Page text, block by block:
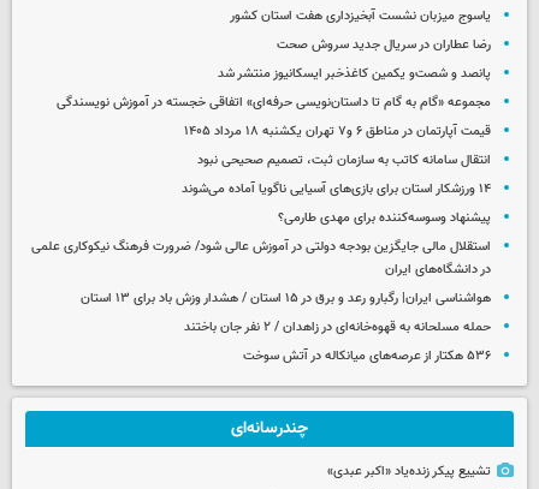
یاسوج میزبان نشست آبخیزداری هفت استان کشور
رضا عطاران در سریال جدید سروش صحت
پانصد و شصت‌و یکمین کاغذخبر ایسکانیوز منتشر شد
مجموعه «گام به گام تا داستان‌نویسی حرفه‌ای» اتفاقی خجسته در آموزش نویسندگی
قیمت آپارتمان در مناطق ۶ و۷ تهران یکشنبه ۱۸ مرداد ۱۴۰۵
انتقال سامانه کاتب به سازمان ثبت، تصمیم صحیحی نبود
۱۴ ورزشکار استان برای بازی‌های آسیایی ناگویا آماده می‌شوند
پیشنهاد وسوسه‌کننده برای مهدی طارمی؟
استقلال مالی جایگزین بودجه دولتی در آموزش عالی شود/ ضرورت فرهنگ نیکوکاری علمی
در دانشگاه‌های ایران
هواشناسی ایران| رگبارو رعد و برق در ۱۵ استان / هشدار وزش باد برای ۱۳ استان‌
حمله مسلحانه به قهوه‌خانه‌ای در زاهدان / ۲ نفر جان باختند
۵۳۶ هکتار از عرصه‌های میانکاله در آتش سوخت
چندرسانه‌ای
تشییع پیکر زنده‌یاد «اکبر عبدی»